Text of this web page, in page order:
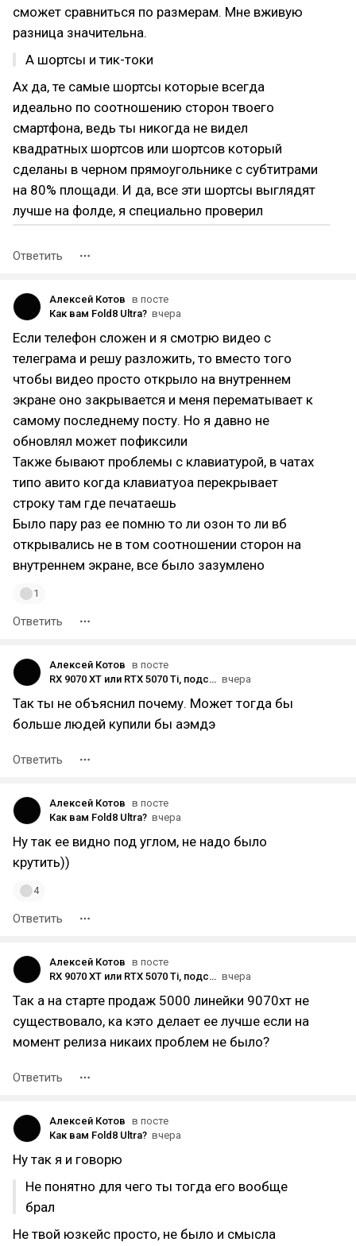
сможет сравниться по размерам. Мне вживую
разница значительна.
А шортсы и тик-токи
Ах да, те самые шортсы которые всегда
идеально по соотношению сторон твоего
смартфона, ведь ты никогда не видел
квадратных шортсов или шортсов который
сделаны в черном прямоугольнике с субтитрами
на 80% площади. И да, все эти шортсы выглядят
лучше на фолде, я специально проверил
Ответить
Алексей Котов в посте
Как вам Fold8 Ultra? вчера
Если телефон сложен и я смотрю видео с
телеграма и решу разложить, то вместо того
чтобы видео просто открыло на внутреннем
экране оно закрывается и меня перематывает к
самому последнему посту. Но я давно не
обновлял может пофиксили
Также бывают проблемы с клавиатурой, в чатах
типо авито когда клавиатуоа перекрывает
строку там где печатаешь
Было пару раз ее помню то ли озон то ли вб
открывались не в том соотношении сторон на
внутреннем экране, все было зазумлено
1
Ответить
Алексей Котов в посте
RX 9070 XT или RTX 5070 Ti, подскажите что лучше (мне только для игрулек) вчера
Так ты не объяснил почему. Может тогда бы
больше людей купили бы аэмдэ
Ответить
Алексей Котов в посте
Как вам Fold8 Ultra? вчера
Ну так ее видно под углом, не надо было
крутить))
4
Ответить
Алексей Котов в посте
RX 9070 XT или RTX 5070 Ti, подскажите что лучше (мне только для игрулек) вчера
Так а на старте продаж 5000 линейки 9070хт не
существовало, ка кэто делает ее лучше если на
момент релиза никаих проблем не было?
Ответить
Алексей Котов в посте
Как вам Fold8 Ultra? вчера
Ну так я и говорю
Не понятно для чего ты тогда его вообще
брал
Не твой юзкейс просто, не было и смысла